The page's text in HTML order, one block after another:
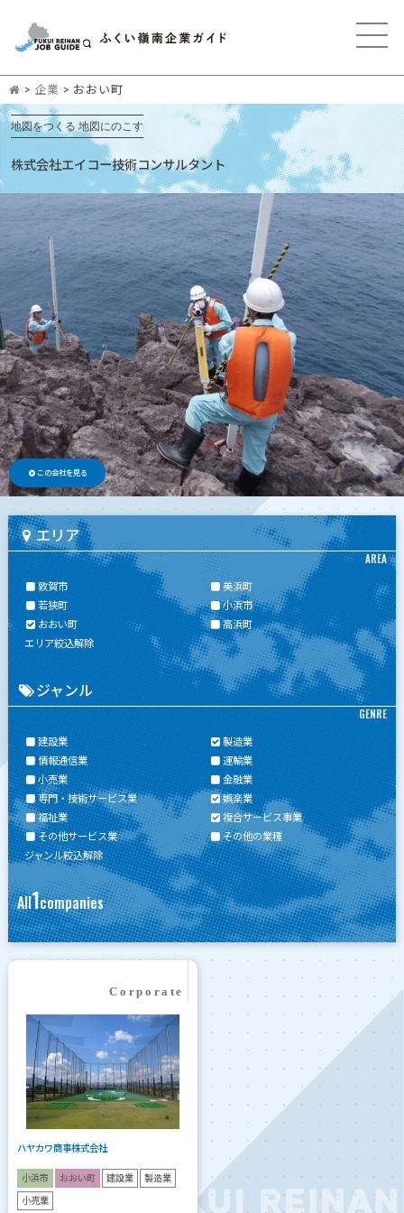
> 企業 > おおい町
地図をつくる 地図にのこす
株式会社エイコー技術コンサルタント
この会社を見る
エリア
AREA
敦賀市
美浜町
若狭町
小浜市
おおい町
高浜町
エリア絞込解除
ジャンル
GENRE
建設業
製造業
情報通信業
運輸業
小売業
金融業
専門・技術サービス業
娯楽業
福祉業
複合サービス事業
その他サービス業
その他の業種
ジャンル絞込解除
All1companies
ハヤカワ商事株式会社
小浜市 おおい町 建設業 製造業
小売業